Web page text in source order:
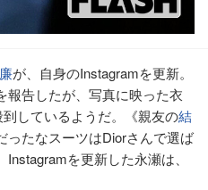
が、自身のInstagramを更新。
報告したが、写真に映った衣
到しているようだ。《親友の結
ったなスーツはDiorさんで選ば
を更新した永瀬は、